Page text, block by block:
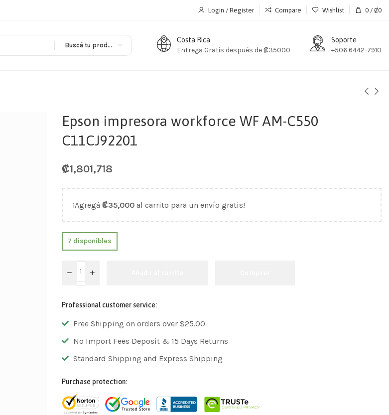
Login / Register Compare Wishlist 0 / ₡0
Buscá tu producto en
Costa Rica
Entrega Gratis después de ₡35000
Soporte
+506 6442-7910
Epson impresora workforce WF AM-C550
C11CJ92201
₡1,801,718
¡Agregá ₡35,000 al carrito para un envío gratis!
7 disponibles
Professional customer service:
Free Shipping on orders over $25.00
No Import Fees Deposit & 15 Days Returns
Standard Shipping and Express Shipping
Purchase protection: